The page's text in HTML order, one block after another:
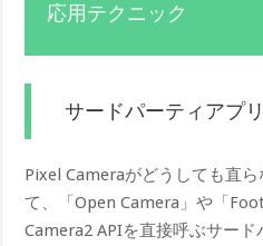
応用テクニック
サードパーティアプ
Pixel Cameraがどうしても直
て、「Open Camera」や「
Camera2 APIを直接呼ぶサー